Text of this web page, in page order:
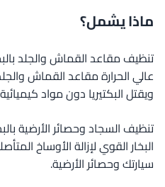
ماذا يشمل؟
تنظيف مقاعد القماش والجلد
عالي الحرارة مقاعد القماش
ويقتل البكتيريا دون مواد
تنظيف السجاد وحصائر الأرضية
البخار القوي لإزالة الأوساخ
سيارتك وحصائر الأرضية.